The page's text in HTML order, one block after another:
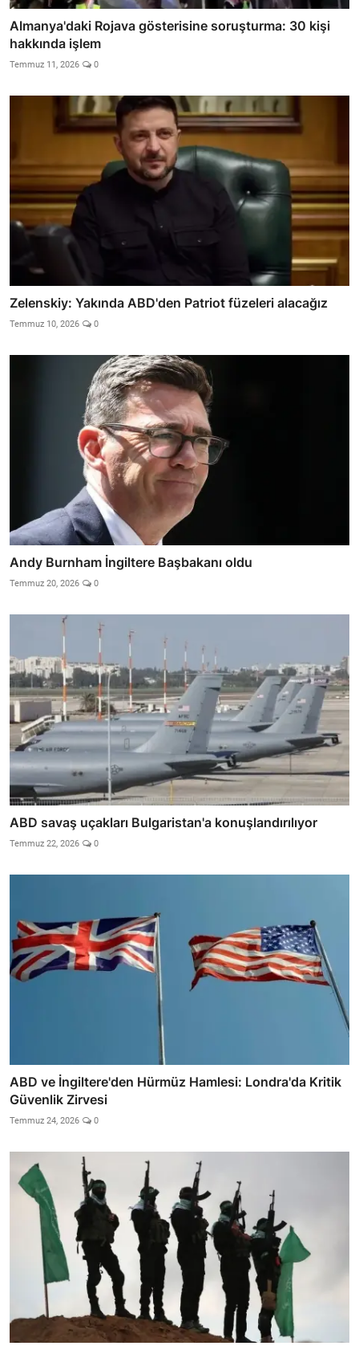
Almanya'daki Rojava gösterisine soruşturma: 30 kişi
hakkında işlem
Temmuz 11, 2026 0
Zelenskiy: Yakında ABD'den Patriot füzeleri alacağız
Temmuz 10, 2026 0
Andy Burnham İngiltere Başbakanı oldu
Temmuz 20, 2026 0
ABD savaş uçakları Bulgaristan'a konuşlandırılıyor
Temmuz 22, 2026 0
ABD ve İngiltere'den Hürmüz Hamlesi: Londra'da Kritik
Güvenlik Zirvesi
Temmuz 24, 2026 0